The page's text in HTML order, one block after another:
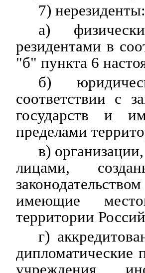
7) нерезиденты:
а)
резидентами в
"б" пункта 6
б)
соответствии с
государств и
пределами
в)
лицами,
имеющие
территории
г)
дипломатические
учреждения